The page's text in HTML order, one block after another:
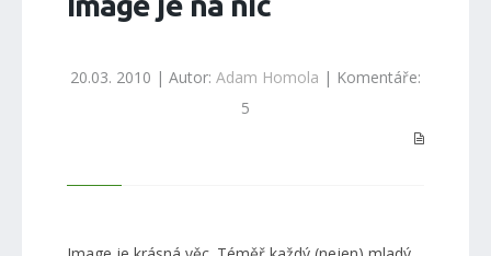
20.03. 2010 | Autor: Adam Homola | Komentáře:
5